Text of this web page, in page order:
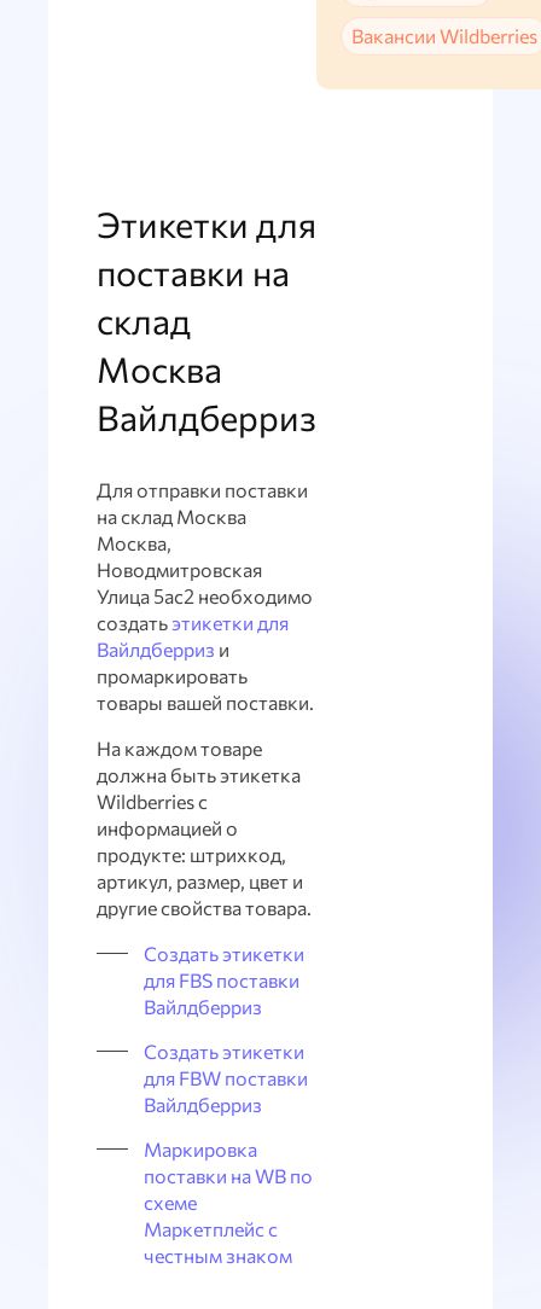
Этикетки для
поставки на
склад
Москва
Вайлдберриз
Для отправки поставки
на склад Москва
Москва,
Новодмитровская
Улица 5ас2 необходимо
создать этикетки для
Вайлдберриз и
промаркировать
товары вашей поставки.
На каждом товаре
должна быть этикетка
Wildberries с
информацией о
продукте: штрихкод,
артикул, размер, цвет и
другие свойства товара.
Создать этикетки
для FBS поставки
Вайлдберриз
Создать этикетки
для FBW поставки
Вайлдберриз
Маркировка
поставки на WB по
схеме
Маркетплейс с
честным знаком
Вакансии Wildberries